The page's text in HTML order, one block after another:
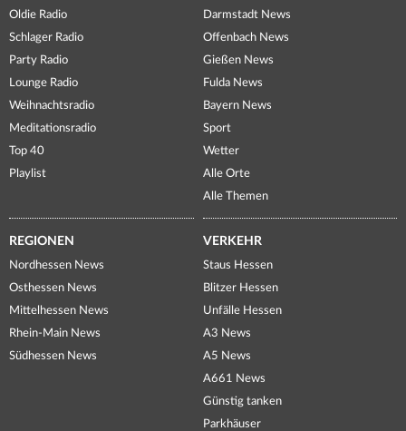
Oldie Radio
Schlager Radio
Party Radio
Lounge Radio
Weihnachtsradio
Meditationsradio
Top 40
Playlist
Darmstadt News
Offenbach News
Gießen News
Fulda News
Bayern News
Sport
Wetter
Alle Orte
Alle Themen
REGIONEN
Nordhessen News
Osthessen News
Mittelhessen News
Rhein-Main News
Südhessen News
VERKEHR
Staus Hessen
Blitzer Hessen
Unfälle Hessen
A3 News
A5 News
A661 News
Günstig tanken
Parkhäuser